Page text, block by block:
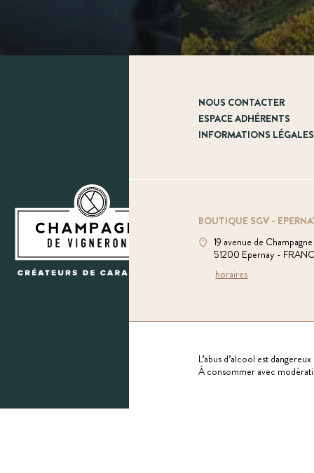
NOUS CONTACTER
ESPACE ADHÉRENTS
INFORMATIONS LÉGALES
BOUTIQUE SGV -
19 avenue de Champagne
51200 Epernay -
horaires
L’abus d’alcool est
À consommer avec